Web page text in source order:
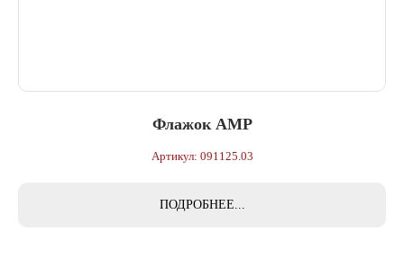
Флажок АМР
Артикул: 091125.03
ПОДРОБНЕЕ...